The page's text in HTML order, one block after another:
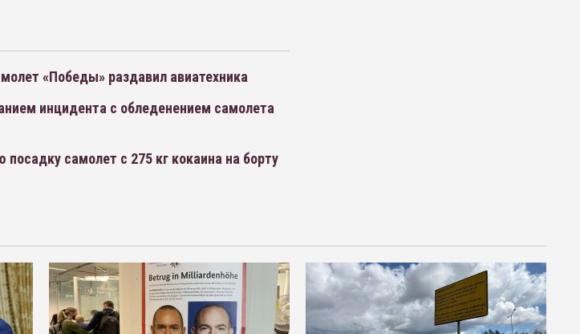
«Победы» раздавил авиатехника
инцидента с обледенением самолета
самолет с 275 кг кокаина на борту